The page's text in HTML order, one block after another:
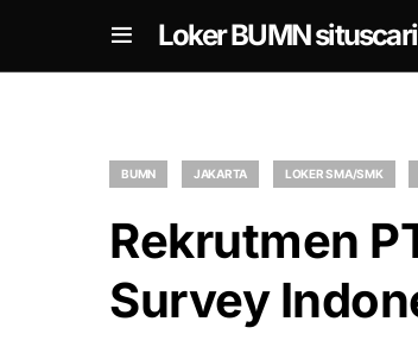
Loker BUMN
BUMN JAKARTA LOKER SMA/SMK
Rekrutmen
Survey